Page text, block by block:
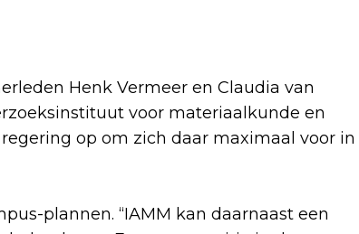
Henk Vermeer en Claudia van
voor materiaalkunde en
op om zich daar maximaal voor in
plannen. “IAMM kan daarnaast een